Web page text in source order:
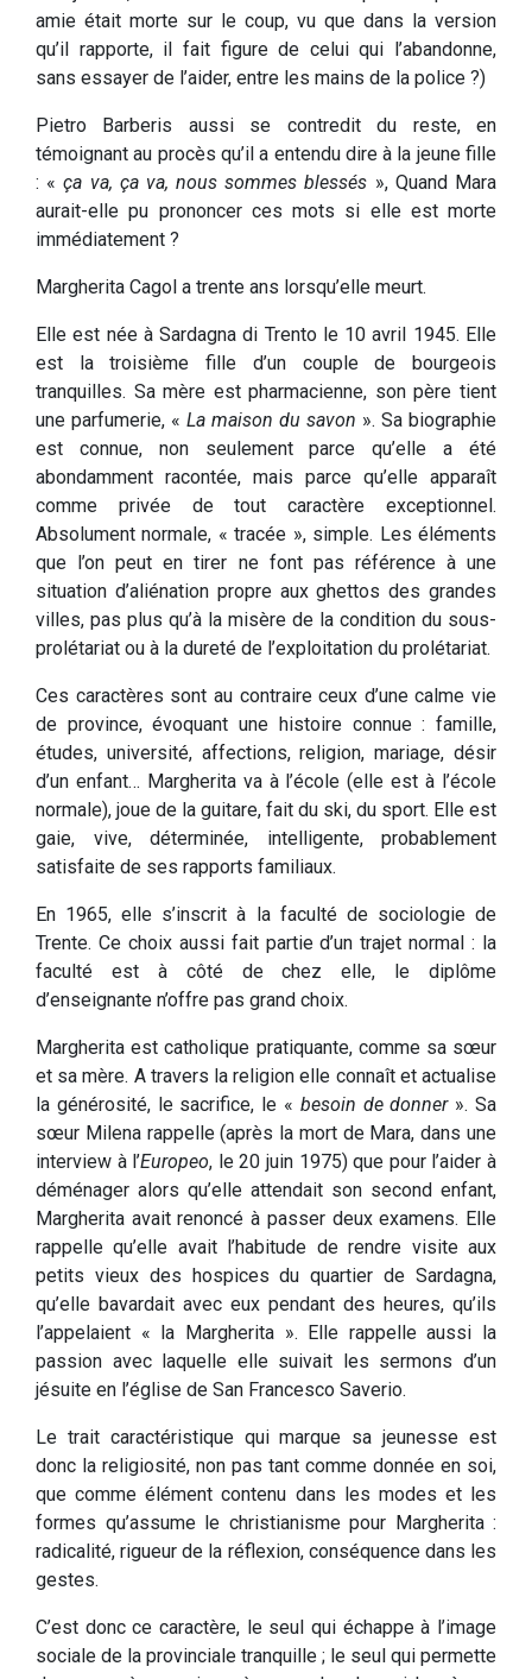
amie était morte sur le coup, vu que dans la version
qu’il rapporte, il fait figure de celui qui l’abandonne,
sans essayer de l’aider, entre les mains de la police ?)
Pietro Barberis aussi se contredit du reste, en
témoignant au procès qu’il a entendu dire à la jeune fille
: «ça va, ça va, nous sommes blessés », Quand Mara
aurait-elle pu prononcer ces mots si elle est morte
immédiatement ?
Margherita Cagol a trente ans lorsqu’elle meurt.
Elle est née à Sardagna di Trento le 10 avril 1945. Elle
est la troisième fille d’un couple de bourgeois
tranquilles. Sa mère est pharmacienne, son père tient
une parfumerie, « La maison du savon ». Sa biographie
est connue, non seulement parce qu’elle a été
abondamment racontée, mais parce qu’elle apparaît
comme privée de tout caractère exceptionnel.
Absolument normale, « tracée », simple. Les éléments
que l’on peut en tirer ne font pas référence à une
situation d’aliénation propre aux ghettos des grandes
villes, pas plus qu’à la misère de la condition du sous-
prolétariat ou à la dureté de l’exploitation du prolétariat.
Ces caractères sont au contraire ceux d’une calme vie
de province, évoquant une histoire connue : famille,
études, université, affections, religion, mariage, désir
d’un enfant… Margherita va à l’école (elle est à l’école
normale), joue de la guitare, fait du ski, du sport. Elle est
gaie, vive, déterminée, intelligente, probablement
satisfaite de ses rapports familiaux.
En 1965, elle s’inscrit à la faculté de sociologie de
Trente. Ce choix aussi fait partie d’un trajet normal : la
faculté est à côté de chez elle, le diplôme
d’enseignante n’offre pas grand choix.
Margherita est catholique pratiquante, comme sa sœur
et sa mère. A travers la religion elle connaît et actualise
la générosité, le sacrifice, le « besoin de donner». Sa
sœur Milena rappelle (après la mort de Mara, dans une
interview à l’Europeo, le 20 juin 1975) que pour l’aider à
déménager alors qu’elle attendait son second enfant,
Margherita avait renoncé à passer deux examens. Elle
rappelle qu’elle avait l’habitude de rendre visite aux
petits vieux des hospices du quartier de Sardagna,
qu’elle bavardait avec eux pendant des heures, qu’ils
l’appelaient « la Margherita ». Elle rappelle aussi la
passion avec laquelle elle suivait les sermons d’un
jésuite en l’église de San Francesco Saverio.
Le trait caractéristique qui marque sa jeunesse est
donc la religiosité, non pas tant comme donnée en soi,
que comme élément contenu dans les modes et les
formes qu’assume le christianisme pour Margherita :
radicalité, rigueur de la réflexion, conséquence dans les
gestes.
C’est donc ce caractère, le seul qui échappe à l’image
sociale de la provinciale tranquille ; le seul qui permette